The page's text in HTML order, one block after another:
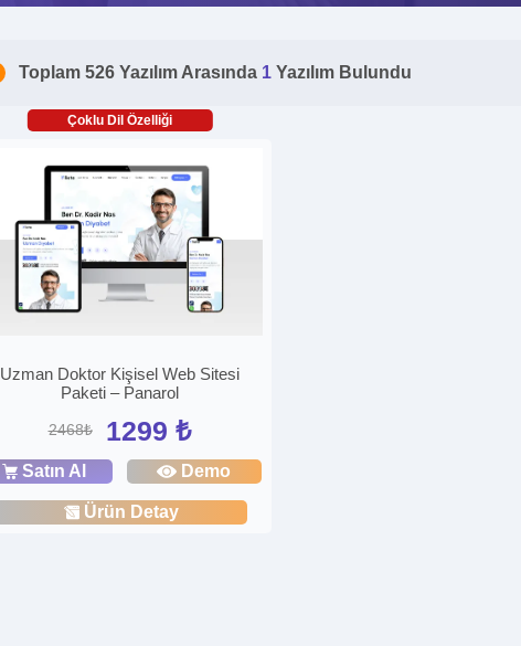
Toplam 526 Yazılım Arasında 1 Yazılım Bulundu
Çoklu Dil Özelliği
Uzman Doktor Kişisel Web Sitesi
Paketi – Panarol
2468₺ 1299 ₺
Satın Al Demo
Ürün Detay